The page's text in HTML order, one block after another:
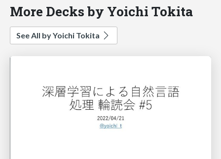
More Decks by Yoichi Tokita
See All by Yoichi Tokita